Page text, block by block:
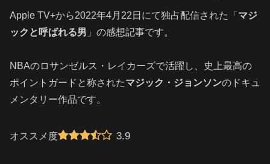
Apple TV+から2022年4月22日にて独占配信された「 マジ
ックと呼ばれる男 」の感想記事です。
NBAのロサンゼルス・レイカーズで活躍し、史上最高の
ポイントガードと称されたマジック・ジョンソンのドキュ
メンタリー作品です。
オススメ度 3.9